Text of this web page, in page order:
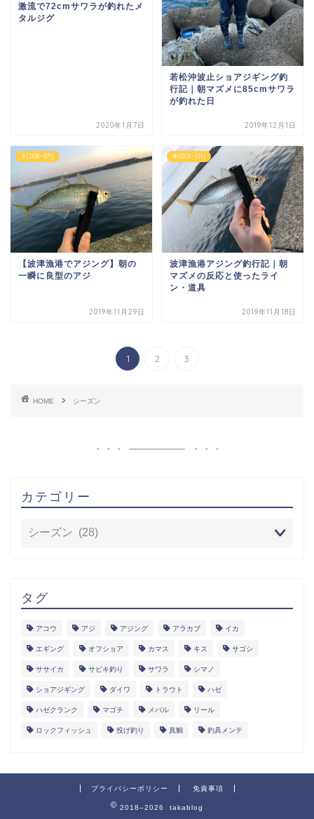
激流で72cmサワラが釣れたメ
タルジグ
2020年1月7日
若松沖波止ショアジギング釣
行記｜朝マズメに85cmサワラ
が釣れた日
2019年12月1日
冬(12月~2月)
【波津漁港でアジング】朝の
一瞬に良型のアジ
2019年11月29日
冬(12月~2月)
波津漁港アジング釣行記｜朝
マズメの反応と使ったライ
ン・道具
2019年11月18日
1 2 3
HOME シーズン
カテゴリー
タグ
アコウ アジ アジング アラカブ イカ
エギング オフショア カマス キス サゴシ
ササイカ サビキ釣り サワラ シマノ
ショアジギング ダイワ トラウト ハゼ
ハゼクランク マゴチ メバル リール
ロックフィッシュ 投げ釣り 真鯛 釣具メンテ
プライバシーポリシー 免責事項
2018–2026 takablog